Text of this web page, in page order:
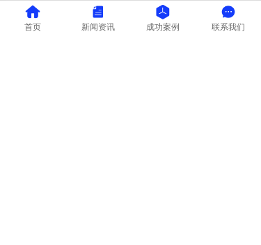
首页 新闻资讯 成功案例 联系我们